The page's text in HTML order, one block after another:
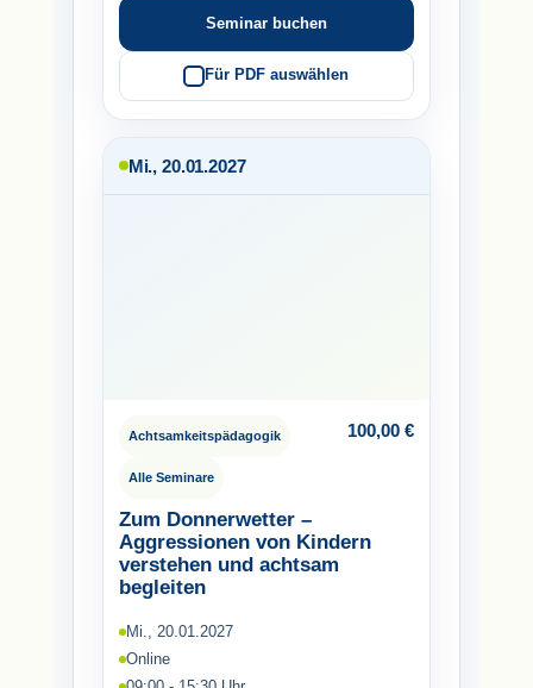
Seminar buchen
Für PDF auswählen
Mi., 20.01.2027
Achtsamkeitspädagogik
Alle Seminare
100,00€
Zum Donnerwetter –
Aggressionen von Kindern
verstehen und achtsam
begleiten
Mi., 20.01.2027
Online